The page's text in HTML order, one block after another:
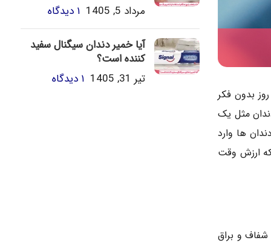
بدون فکر
مثل یک
ها وارد
ارزش وقت
و براق
مرداد 5, 1405
۱ دیدگاه
آیا خمیر دندان سیگنال سفید
کننده است؟
تیر 31, 1405
۱ دیدگاه